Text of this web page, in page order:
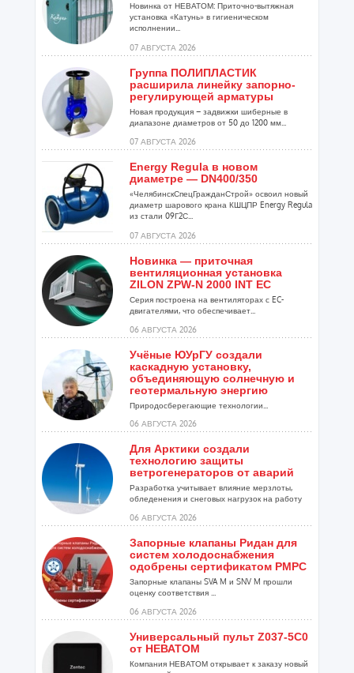
Новинка от НЕВАТОМ: Приточно-вытяжная
установка «Катунь» в гигиеническом
исполнении...
07 АВГУСТА 2026
Группа ПОЛИПЛАСТИК
расширила линейку запорно-
регулирующей арматуры
Новая продукция – задвижки шиберные в
диапазоне диаметров от 50 до 1200 мм...
07 АВГУСТА 2026
Energy Regula в новом
диаметре — DN400/350
«ЧелябинскСпецГражданСтрой» освоил новый
диаметр шарового крана КШЦПР Energy Regula
из стали 09Г2С...
07 АВГУСТА 2026
Новинка — приточная
вентиляционная установка
ZILON ZPW-N 2000 INT EC
Серия построена на вентиляторах с EC-
двигателями, что обеспечивает...
06 АВГУСТА 2026
Учёные ЮУрГУ создали
каскадную установку,
объединяющую солнечную и
геотермальную энергию
Природосберегающие технологии...
06 АВГУСТА 2026
Для Арктики создали
технологию защиты
ветрогенераторов от аварий
Разработка учитывает влияние мерзлоты,
обледенения и снеговых нагрузок на работу
06 АВГУСТА 2026
Запорные клапаны Ридан для
систем холодоснабжения
одобрены сертификатом РМРС
Запорные клапаны SVA M и SNV M прошли
оценку соответствия ...
06 АВГУСТА 2026
Универсальный пульт Z037-5C0
от НЕВАТОМ
Компания НЕВАТОМ открывает к заказу новый